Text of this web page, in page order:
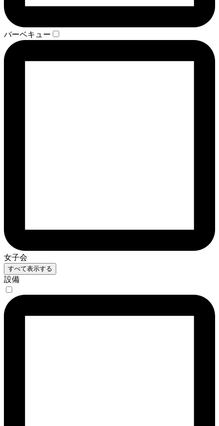
バーベキュー
女子会
すべて表示する
設備